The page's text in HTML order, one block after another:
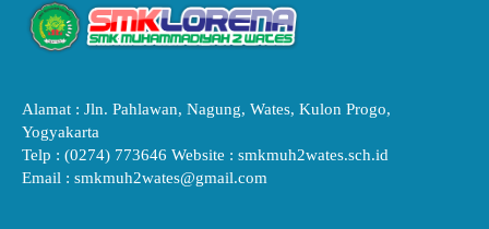
Alamat : Jln. Pahlawan, Nagung, Wates, Kulon Progo,
Yogyakarta
Telp : (0274) 773646 Website : smkmuh2wates.sch.id
Email : smkmuh2wates@gmail.com